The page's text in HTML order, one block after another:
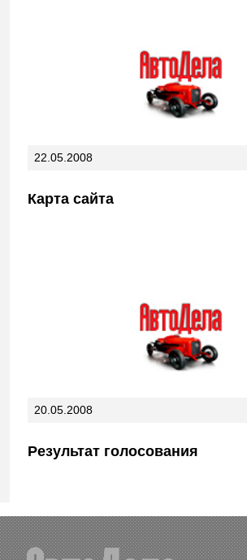
22.05.2008
Карта сайта
20.05.2008
Результат голосования